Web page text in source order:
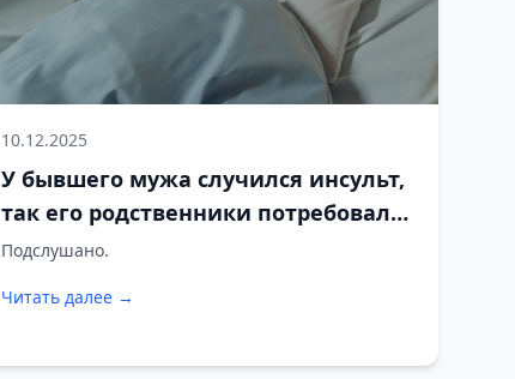
10.12.2025
У бывшего мужа случился инсульт,
так его родственники потребовали,
чтобы я его выхаживала
Подслушано.
Читать далее →